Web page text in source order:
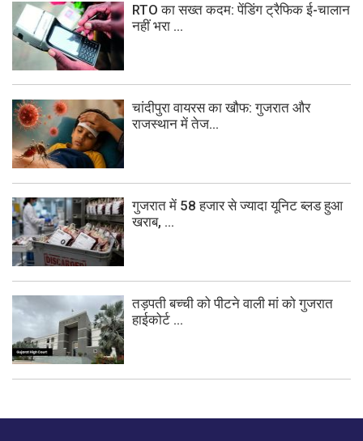
RTO का सख्त कदम: पेंडिंग ट्रैफिक ई-चालान
नहीं भरा ...
चांदीपुरा वायरस का खौफ: गुजरात और
राजस्थान में तेज...
गुजरात में 58 हजार से ज्यादा यूनिट ब्लड हुआ
खराब, ...
तड़पती बच्ची को पीटने वाली मां को गुजरात
हाईकोर्ट ...